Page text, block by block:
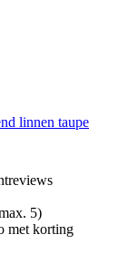
linnen taupe
5)
met korting